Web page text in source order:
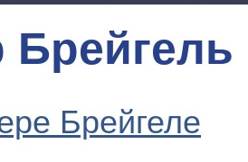
Брейгель
Брейгеле